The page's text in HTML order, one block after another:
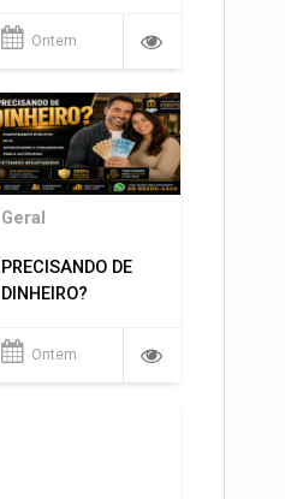
Ontem
Geral
PRECISANDO DE
DINHEIRO?
Ontem